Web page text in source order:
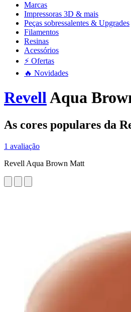
Marcas
Impressoras 3D & mais
Peças sobressalentes & Upgrades
Filamentos
Resinas
Acessórios
⚡ Ofertas
🔥 Novidades
RevellAqua
As cores populares da
1 avaliação
Revell Aqua Brown Matt